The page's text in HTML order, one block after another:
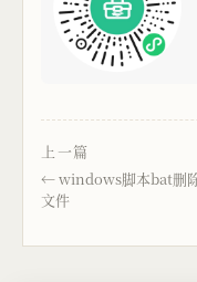
上一篇
windows脚本bat删
文件